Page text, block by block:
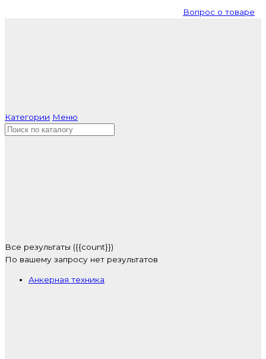
Вопрос о товаре
Категории Меню
Все результаты ({{count}})
По вашему запросу нет результатов
Анкерная техника